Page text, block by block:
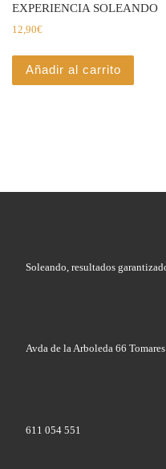
EXPERIENCIA SOLEANDO
12,90€
Añadir al carrito
Soleando, resultados
Avda de la Arboleda 66 Tomares
611 054 551